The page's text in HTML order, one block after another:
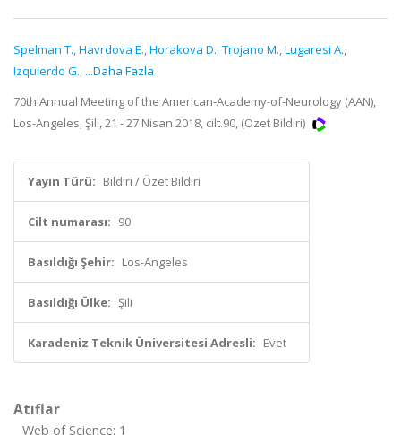
Spelman T.,Havrdova E.,Horakova D.,Trojano M.,Lugaresi A.,
Izquierdo G., ...Daha Fazla
70th Annual Meeting of the American-Academy-of-Neurology (AAN),
Los-Angeles, Şili, 21 - 27 Nisan 2018, cilt.90, (Özet Bildiri)
Yayın Türü: Bildiri / Özet Bildiri
Cilt numarası: 90
Basıldığı Şehir: Los-Angeles
Basıldığı Ülke: Şili
Karadeniz Teknik Üniversitesi Adresli: Evet
Atıflar
Web of Science: 1